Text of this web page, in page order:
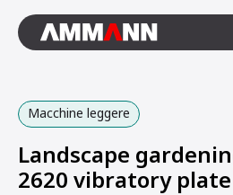
Macchine leggere
Landscape
2620 vibratory plate